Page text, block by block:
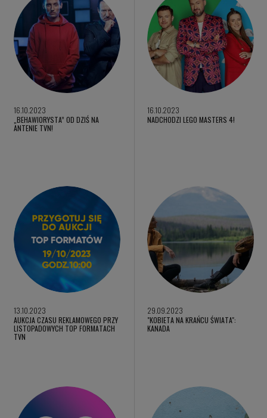
16.10.2023
„BEHAWIORYSTA” OD DZIŚ NA
ANTENIE TVN!
16.10.2023
NADCHODZI LEGO MASTERS 4!
13.10.2023
AUKCJA CZASU REKLAMOWEGO PRZY
LISTOPADOWYCH TOP FORMATACH
TVN
29.09.2023
"KOBIETA NA KRAŃCU ŚWIATA":
KANADA